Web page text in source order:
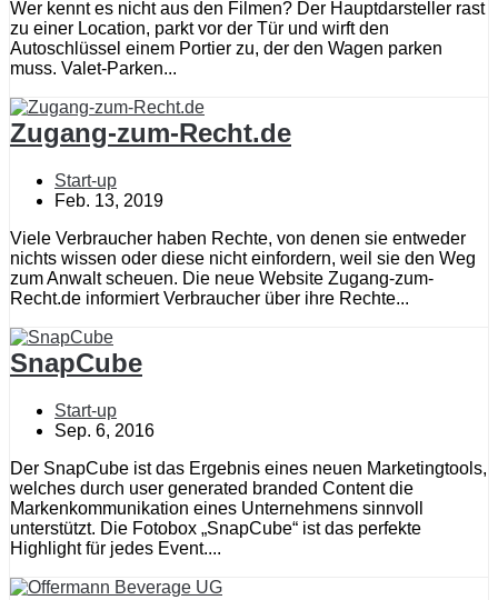
Wer kennt es nicht aus den Filmen? Der Hauptdarsteller rast
zu einer Location, parkt vor der Tür und wirft den
Autoschlüssel einem Portier zu, der den Wagen parken
muss. Valet-Parken...
Zugang-zum-Recht.de
Start-up
Feb. 13, 2019
Viele Verbraucher haben Rechte, von denen sie entweder
nichts wissen oder diese nicht einfordern, weil sie den Weg
zum Anwalt scheuen. Die neue Website Zugang-zum-
Recht.de informiert Verbraucher über ihre Rechte...
SnapCube
Start-up
Sep. 6, 2016
Der SnapCube ist das Ergebnis eines neuen Marketingtools,
welches durch user generated branded Content die
Markenkommunikation eines Unternehmens sinnvoll
unterstützt. Die Fotobox „SnapCube“ ist das perfekte
Highlight für jedes Event....